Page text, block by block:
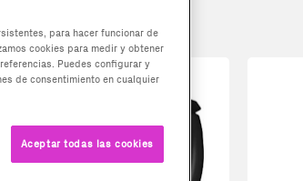
para hacer funcionar de
cookies para medir y obtener
Puedes configurar y
de consentimiento en cualquier
Aceptar todas las cookies